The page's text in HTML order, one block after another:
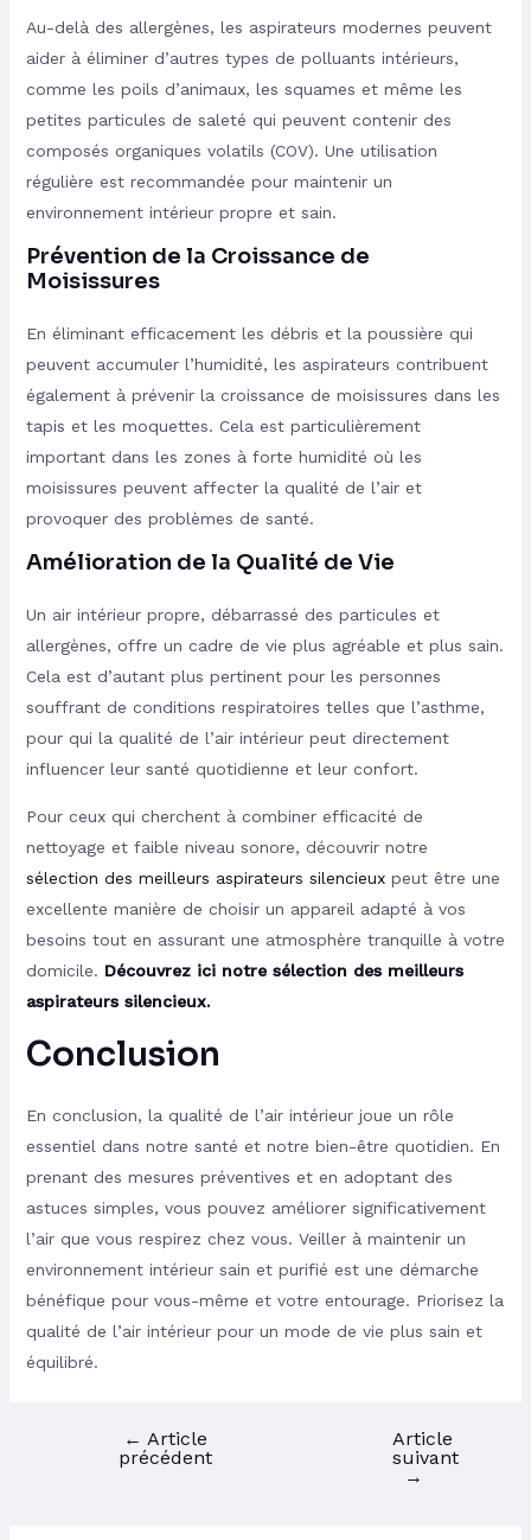
Au-delà des allergènes, les aspirateurs modernes peuvent
aider à éliminer d’autres types de polluants intérieurs,
comme les poils d’animaux, les squames et même les
petites particules de saleté qui peuvent contenir des
composés organiques volatils (COV). Une utilisation
régulière est recommandée pour maintenir un
environnement intérieur propre et sain​​.
Prévention de la Croissance de
Moisissures
En éliminant efficacement les débris et la poussière qui
peuvent accumuler l’humidité, les aspirateurs contribuent
également à prévenir la croissance de moisissures dans les
tapis et les moquettes. Cela est particulièrement
important dans les zones à forte humidité où les
moisissures peuvent affecter la qualité de l’air et
provoquer des problèmes de santé​​.
Amélioration de la Qualité de Vie
Un air intérieur propre, débarrassé des particules et
allergènes, offre un cadre de vie plus agréable et plus sain.
Cela est d’autant plus pertinent pour les personnes
souffrant de conditions respiratoires telles que l’asthme,
pour qui la qualité de l’air intérieur peut directement
influencer leur santé quotidienne et leur confort​​.
Pour ceux qui cherchent à combiner efficacité de
nettoyage et faible niveau sonore, découvrir notre
sélection des meilleurs aspirateurs silencieuxpeut être une
excellente manière de choisir un appareil adapté à vos
besoins tout en assurant une atmosphère tranquille à votre
domicile. Découvrez ici notre sélection des meilleurs
aspirateurs silencieux.
Conclusion
En conclusion, la qualité de l’air intérieur joue un rôle
essentiel dans notre santé et notre bien-être quotidien. En
prenant des mesures préventives et en adoptant des
astuces simples, vous pouvez améliorer significativement
l’air que vous respirez chez vous. Veiller à maintenir un
environnement intérieur sain et purifié est une démarche
bénéfique pour vous-même et votre entourage. Priorisez la
qualité de l’air intérieur pour un mode de vie plus sain et
équilibré.
← Article
précédent
Article
suivant
→